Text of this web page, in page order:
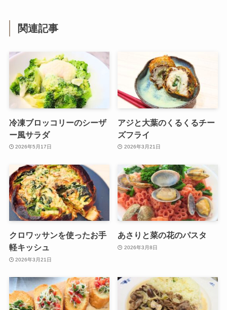
関連記事
冷凍ブロッコリーのシーザ
ー風サラダ
2026年5月17日
アジと大葉のくるくるチー
ズフライ
2026年3月21日
クロワッサンを使ったお手
軽キッシュ
2026年3月21日
あさりと菜の花のパスタ
2026年3月8日